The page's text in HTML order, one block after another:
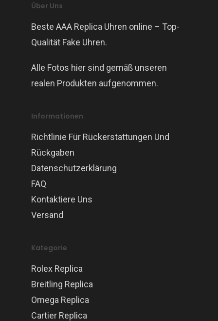
Über Uns
Beste AAA Replica Uhren online – Top-
Qualität Fake Uhren.
Alle Fotos hier sind gemäß unseren
realen Produkten aufgenommen.
Informationen
Richtlinie Für Rückerstattungen Und
Rückgaben
Datenschutzerklärung
FAQ
Kontaktiere Uns
Versand
Kategorie
Rolex Replica
Breitling Replica
Omega Replica
Cartier Replica